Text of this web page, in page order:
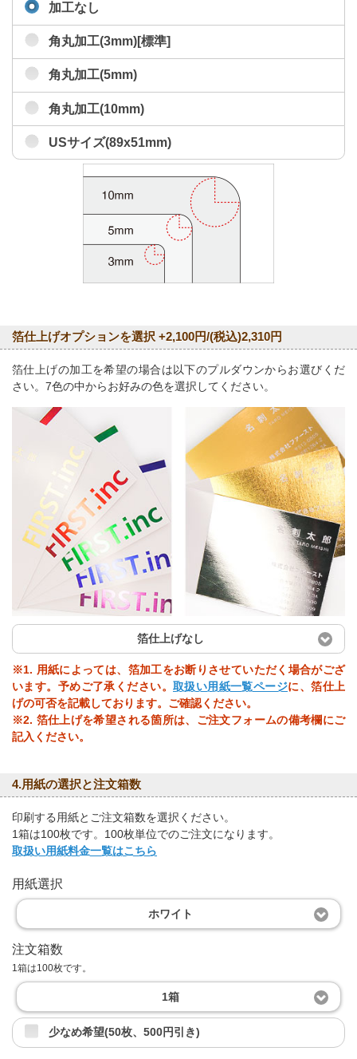
加工なし
角丸加工(3mm)[標準]
角丸加工(5mm)
角丸加工(10mm)
USサイズ(89x51mm)
箔仕上げオプションを選択 +2,100円/(税込)2,310円
箔仕上げの加工を希望の場合は以下のプルダウンからお選びくだ
さい。7色の中からお好みの色を選択してください。
箔仕上げなし
※1. 用紙によっては、箔加工をお断りさせていただく場合がござ
います。予めご了承ください。 取扱い用紙一覧ページに、箔仕上
げの可否を記載しております。ご確認ください。
※2. 箔仕上げを希望される箇所は、ご注文フォームの備考欄にご
記入ください。
4.用紙の選択と注文箱数
印刷する用紙とご注文箱数を選択ください。
1箱は100枚です。100枚単位でのご注文になります。
取扱い用紙料金一覧はこちら
用紙選択
ホワイト
注文箱数
1箱は100枚です。
1箱
少なめ希望(50枚、500円引き)